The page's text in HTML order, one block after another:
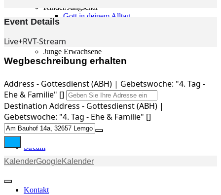
Kinder/Jungschar
Gott in deinem Alltag
Soccercamp Lemgo
Junge Erwachsene
Junge Erwachsene
Fotos
Stream
Kontakt
Event Details
Live+RVT-Stream
Wegbeschreibung erhalten
Address - Gottesdienst (ABH) | Gebetswoche: "4. Tag -
Ehe & Familie" []
Destination Address - Gottesdienst (ABH) |
Gebetswoche: "4. Tag - Ehe & Familie" []
KalenderGoogleKalender